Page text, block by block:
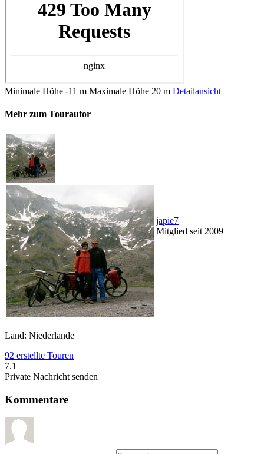
Minimale Höhe -11 m Maximale Höhe 20 m Detailansicht
Mehr zum Tourautor
japie7
Mitglied seit 2009
Land: Niederlande
92 erstellte Touren
7.1
Private Nachricht senden
Kommentare